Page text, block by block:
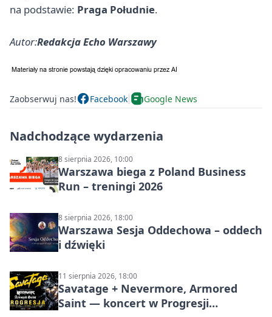
na podstawie: Praga Południe.
Autor:Redakcja Echo Warszawy
Zaobserwuj nas! Facebook Google News
Nadchodzące wydarzenia
8 sierpnia 2026, 10:00
Warszawa biega z Poland Business
Run – treningi 2026
8 sierpnia 2026, 18:00
Warszawa Sesja Oddechowa – oddech
i dźwięki
11 sierpnia 2026, 18:00
Savatage + Nevermore, Armored
Saint — koncert w Progresji